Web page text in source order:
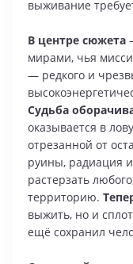
выживание
В центре сюжета
мирами, чья
— редкого и
Судьба
оказывается в
отрезанной от
руины, радиация
растерзать
территорию.
выжить, но и
ещё сохранил